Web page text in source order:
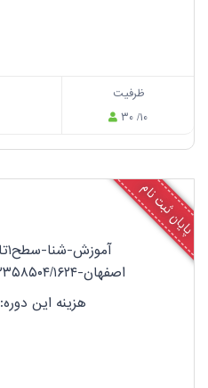
ظرفیت
۳۰ /۱۰
پایان ثبت نام
اصفهان-۱۴۰۵۳۲۳۵۸۵۰۴/۱۶۲۴-۱۴۰۵-بانوان
هزینه این دوره: ۱,۰۰۰,۰۰۰